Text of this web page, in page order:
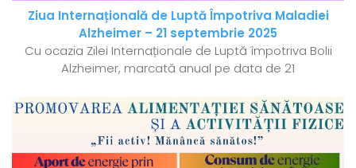
Ziua Internațională de Luptă Împotriva Maladiei
Alzheimer – 21 septembrie 2025
Cu ocazia Zilei Internaționale de Luptă împotriva Bolii
Alzheimer, marcată anual pe data de 21